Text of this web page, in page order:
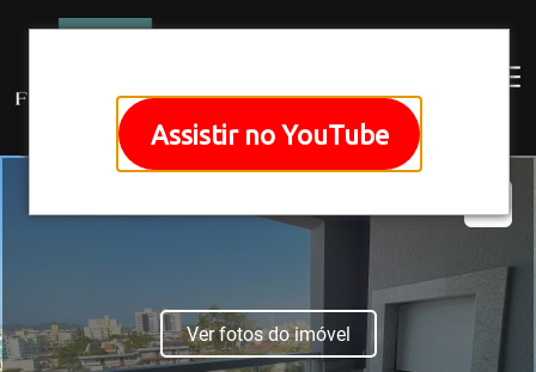
Assistir no YouTube
Ver fotos do imóvel